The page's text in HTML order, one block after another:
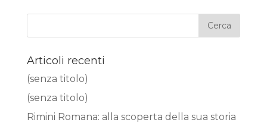
Articoli recenti
(senza titolo)
(senza titolo)
Rimini Romana: alla scoperta della sua storia